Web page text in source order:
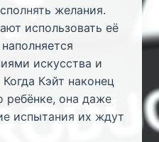
желания.
использовать её
искусства и
Кэйт наконец
ребёнке, она даже
испытания их ждут